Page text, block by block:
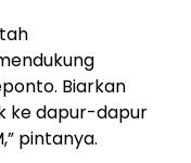
Biarkan
ke dapur-dapur
pintanya.